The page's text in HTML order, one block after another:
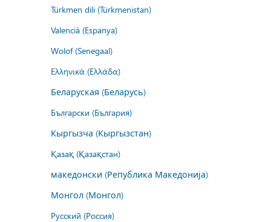
Türkmen dili (Türkmenistan)
Valencià (Espanya)
Wolof (Senegaal)
Ελληνικά (Ελλάδα)
Беларуская (Беларусь)
Български (България)
Кыргызча (Кыргызстан)
Қазақ (Қазақстан)
македонски (Република Македонија)
Монгол (Монгол)
Русский (Россия)